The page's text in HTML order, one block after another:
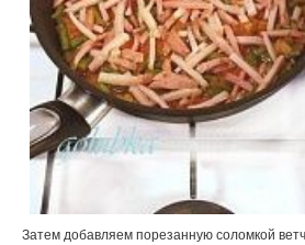
Затем добавляем порезанную соломкой